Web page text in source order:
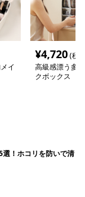
イ
¥4,720(税
高級感漂う多
クボックス
選！ホコリを防いで清